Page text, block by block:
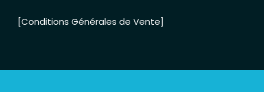
[Conditions Générales de Vente]